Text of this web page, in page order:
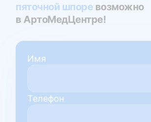
пяточной шпоре возможно
в АртоМедЦентре!
Имя
Телефон